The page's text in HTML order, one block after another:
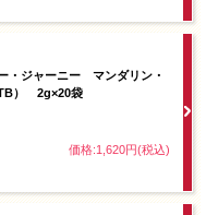
・ジャーニー マンダリン・
TB） 2g×20袋
価格:1,620円(税込)